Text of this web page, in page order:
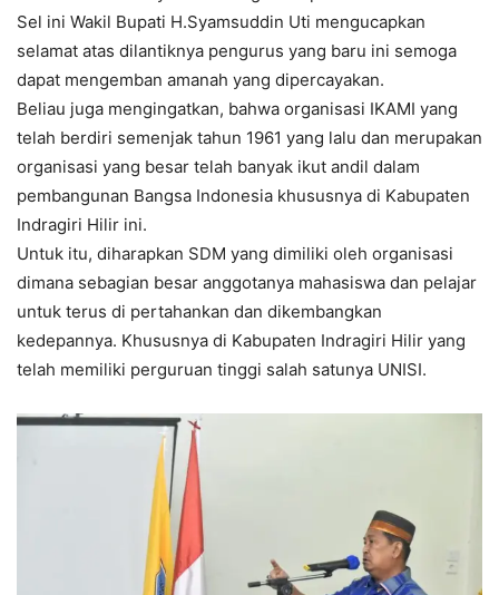
Sel ini Wakil Bupati H.Syamsuddin Uti mengucapkan
selamat atas dilantiknya pengurus yang baru ini semoga
dapat mengemban amanah yang dipercayakan.
Beliau juga mengingatkan, bahwa organisasi IKAMI yang
telah berdiri semenjak tahun 1961 yang lalu dan merupakan
organisasi yang besar telah banyak ikut andil dalam
pembangunan Bangsa Indonesia khususnya di Kabupaten
Indragiri Hilir ini.
Untuk itu, diharapkan SDM yang dimiliki oleh organisasi
dimana sebagian besar anggotanya mahasiswa dan pelajar
untuk terus di pertahankan dan dikembangkan
kedepannya. Khususnya di Kabupaten Indragiri Hilir yang
telah memiliki perguruan tinggi salah satunya UNISI.